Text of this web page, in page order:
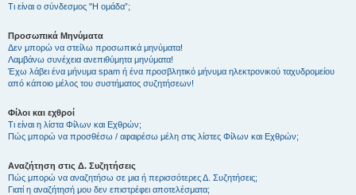
Τι είναι ο σύνδεσμος "Η ομάδα”;
Προσωπικά Μηνύματα
Δεν μπορώ να στείλω προσωπικά μηνύματα!
Λαμβάνω συνέχεια ανεπιθύμητα μηνύματα!
Έχω λάβει ένα μήνυμα spam ή ένα προσβλητικό μήνυμα ηλεκτρονικού ταχυδρομείου
από κάποιο μέλος του συστήματος συζητήσεων!
Φίλοι και εχθροί
Τι είναι η λίστα Φίλων και Εχθρών;
Πώς μπορώ να προσθέσω / αφαιρέσω μέλη στις λίστες Φίλων και Εχθρών;
Αναζήτηση στις Δ. Συζητήσεις
Πώς μπορώ να αναζητήσω σε μια ή περισσότερες Δ. Συζητήσεις;
Γιατί η αναζήτησή μου δεν επιστρέφει αποτελέσματα;